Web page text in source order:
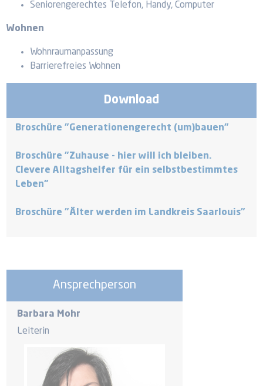
Seniorengerechtes Telefon, Handy, Computer
Wohnen
Wohnraumanpassung
Barrierefreies Wohnen
Download
Broschüre "Generationengerecht (um)bauen"
Broschüre "Zuhause - hier will ich bleiben.
Clevere Alltagshelfer für ein selbstbestimmtes
Leben"
Broschüre "Älter werden im Landkreis Saarlouis"
Ansprechperson
Barbara Mohr
Leiterin